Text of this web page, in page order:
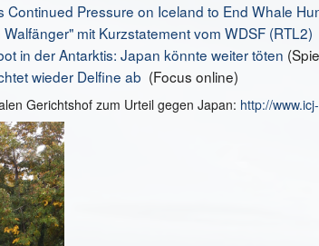
Continued Pressure on Iceland to End Whale
mit Kurzstatement vom WDSF (RTL2)
in der Antarktis: Japan könnte weiter töten
wieder Delfine ab (Focus online)
Gerichtshof zum Urteil gegen Japan: http://